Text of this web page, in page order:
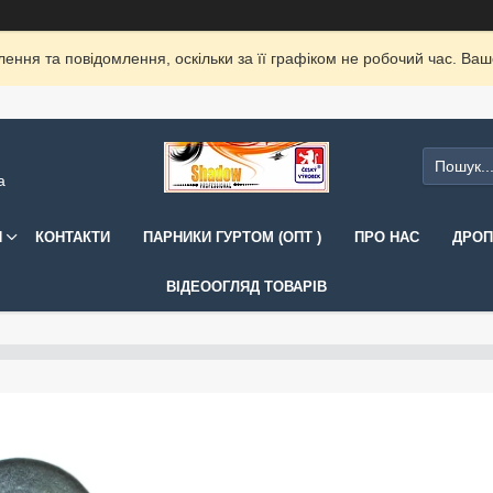
та повідомлення, оскільки за її графіком не робочий час.
КОНТАКТИ ПАРНИКИ ГУРТОМ (ОПТ ) ПРО НАС
ВІДЕООГЛЯД ТОВАРІВ